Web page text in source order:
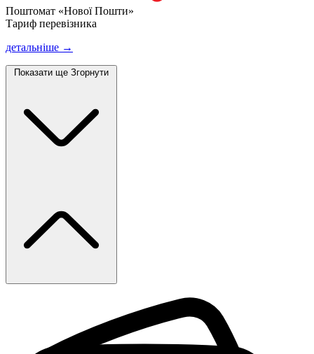
Поштомат «Нової Пошти»
Тариф перевізника
детальніше →
Показати ще Згорнути